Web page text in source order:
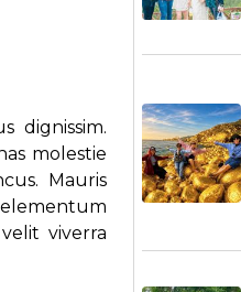
dignissim.
molestie
Mauris
viverra